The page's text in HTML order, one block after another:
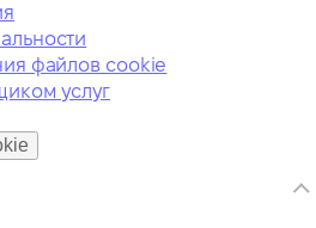
файлов cookie
услуг